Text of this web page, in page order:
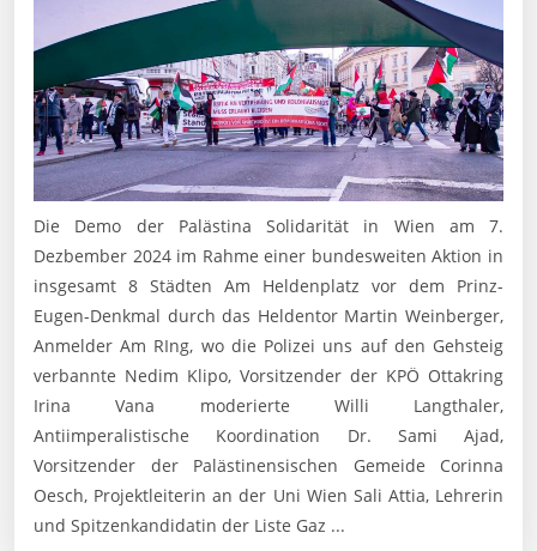
Die Demo der Palästina Solidarität in Wien am 7.
Dezbember 2024 im Rahme einer bundesweiten Aktion in
insgesamt 8 Städten Am Heldenplatz vor dem Prinz-
Eugen-Denkmal durch das Heldentor Martin Weinberger,
Anmelder Am RIng, wo die Polizei uns auf den Gehsteig
verbannte Nedim Klipo, Vorsitzender der KPÖ Ottakring
Irina Vana moderierte Willi Langthaler,
Antiimperalistische Koordination Dr. Sami Ajad,
Vorsitzender der Palästinensischen Gemeide Corinna
Oesch, Projektleiterin an der Uni Wien Sali Attia, Lehrerin
und Spitzenkandidatin der Liste Gaz ...